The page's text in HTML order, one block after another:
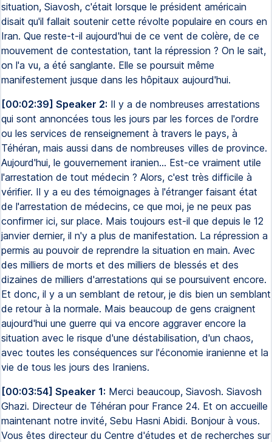
situation, Siavosh, c'était lorsque le président américain
disait qu'il fallait soutenir cette révolte populaire en cours en
Iran. Que reste-t-il aujourd'hui de ce vent de colère, de ce
mouvement de contestation, tant la répression ? On le sait,
on l'a vu, a été sanglante. Elle se poursuit même
manifestement jusque dans les hôpitaux aujourd'hui.
[00:02:39] Speaker 2: Il y a de nombreuses arrestations
qui sont annoncées tous les jours par les forces de l'ordre
ou les services de renseignement à travers le pays, à
Téhéran, mais aussi dans de nombreuses villes de province.
Aujourd'hui, le gouvernement iranien... Est-ce vraiment utile
l'arrestation de tout médecin ? Alors, c'est très difficile à
vérifier. Il y a eu des témoignages à l'étranger faisant état
de l'arrestation de médecins, ce que moi, je ne peux pas
confirmer ici, sur place. Mais toujours est-il que depuis le 12
janvier dernier, il n'y a plus de manifestation. La répression a
permis au pouvoir de reprendre la situation en main. Avec
des milliers de morts et des milliers de blessés et des
dizaines de milliers d'arrestations qui se poursuivent encore.
Et donc, il y a un semblant de retour, je dis bien un semblant
de retour à la normale. Mais beaucoup de gens craignent
aujourd'hui une guerre qui va encore aggraver encore la
situation avec le risque d'une déstabilisation, d'un chaos,
avec toutes les conséquences sur l'économie iranienne et la
vie de tous les jours des Iraniens.
[00:03:54] Speaker 1: Merci beaucoup, Siavosh. Siavosh
Ghazi. Directeur de Téhéran pour France 24. Et on accueille
maintenant notre invité, Sebu Hasni Abidi. Bonjour à vous.
Vous êtes directeur du Centre d'études et de recherches sur